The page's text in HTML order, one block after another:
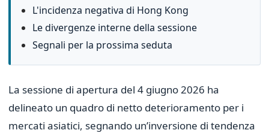
L'incidenza negativa di Hong Kong
Le divergenze interne della sessione
Segnali per la prossima seduta
La sessione di apertura del 4 giugno 2026 ha
delineato un quadro di netto deterioramento per i
mercati asiatici, segnando un’inversione di tendenza